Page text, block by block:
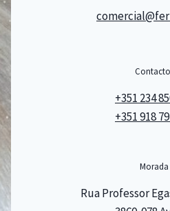
+351 234
+351 918
Morada
Rua Professor